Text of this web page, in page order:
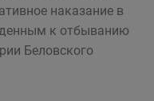
наказание в
к отбыванию
Беловского